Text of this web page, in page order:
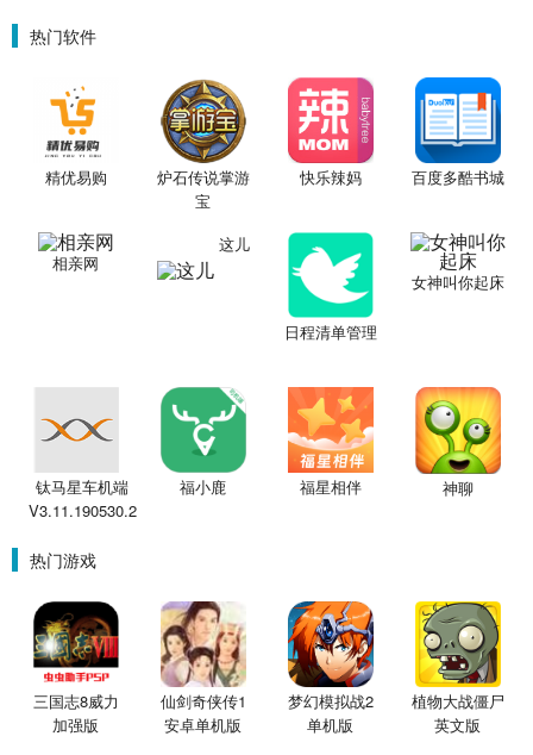
热门软件
精优易购
炉石传说掌游
宝
快乐辣妈 百度多酷书城
相亲网
这儿
日程清单管理
女神叫你起床
钛马星车机端
V3.11.190530.2
福小鹿 福星相伴 神聊
热门游戏
三国志8威力
加强版
仙剑奇侠传1
安卓单机版
梦幻模拟战2
单机版
植物大战僵尸
英文版